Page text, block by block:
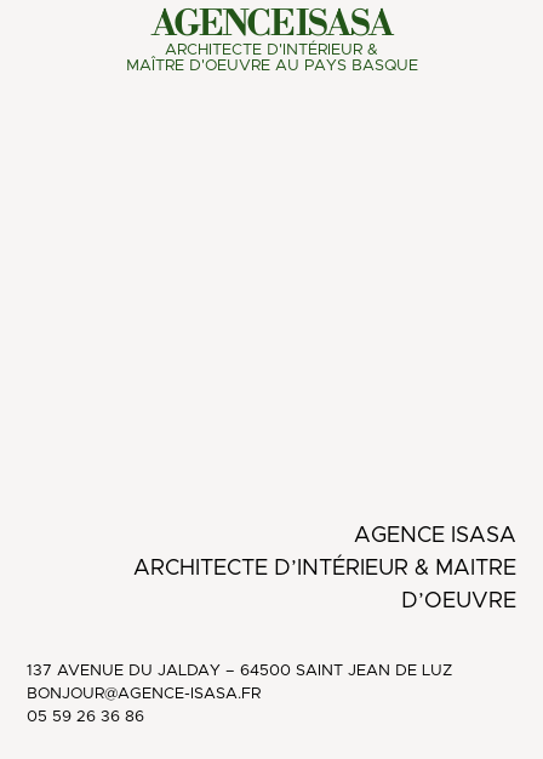
AGENCE ISASA
ARCHITECTE D'INTÉRIEUR &
MAÎTRE D'OEUVRE AU PAYS BASQUE
AGENCE ISASA
ARCHITECTE D’INTÉRIEUR & MAITRE
D’OEUVRE
137 AVENUE DU JALDAY – 64500 SAINT JEAN DE LUZ
BONJOUR@AGENCE-ISASA.FR
05 59 26 36 86